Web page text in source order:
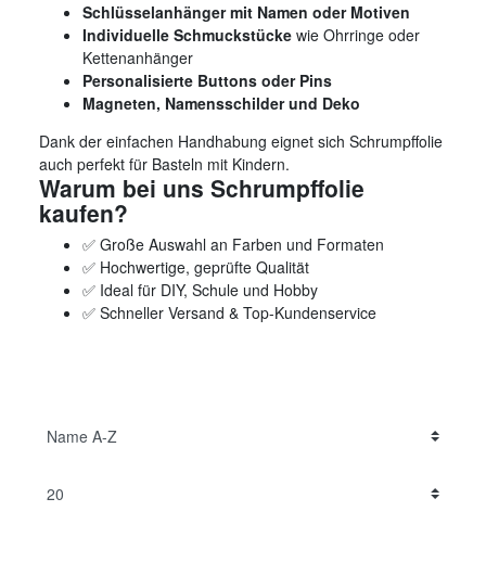
Schlüsselanhänger mit Namen oder Motiven
Individuelle Schmuckstücke wie Ohrringe oder
Kettenanhänger
Personalisierte Buttons oder Pins
Magneten, Namensschilder und Deko
Dank der einfachen Handhabung eignet sich Schrumpffolie
auch perfekt für Basteln mit Kindern.
Warum bei uns Schrumpffolie
kaufen?
✅ Große Auswahl an Farben und Formaten
✅ Hochwertige, geprüfte Qualität
✅ Ideal für DIY, Schule und Hobby
✅ Schneller Versand & Top-Kundenservice